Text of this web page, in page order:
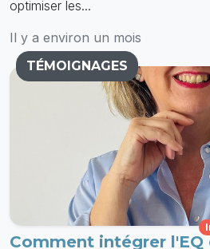
optimiser les...
Il y a environ un mois
TÉMOIGNAGES
Comment intégrer l'EQ